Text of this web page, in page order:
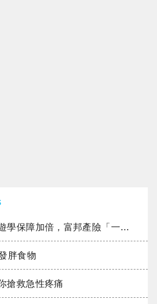
邦產險「一期逐夢」專案加碼遠距醫療與緊急救援
胖食物
搶救急性疼痛